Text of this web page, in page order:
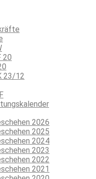
20
23/12
2026
2025
2024
2023
2022
2021